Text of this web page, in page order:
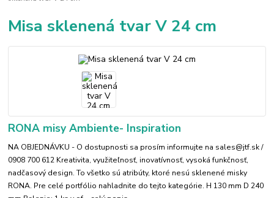
Misa sklenená tvar V 24 cm
RONA misy Ambiente- Inspiration
NA OBJEDNÁVKU - O dostupnosti sa prosím informujte na sales@jtf.sk /
0908 700 612 Kreativita, využiteľnosť, inovatívnosť, vysoká funkčnosť,
nadčasový design. To všetko sú atribúty, ktoré nesú sklenené misky
RONA. Pre celé portfólio nahladnite do tejto kategórie. H 130 mm D 240